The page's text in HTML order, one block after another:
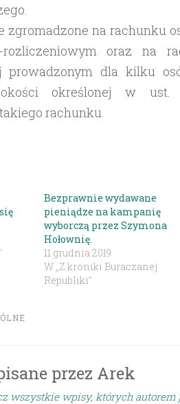
zgromadzone na rachunku
rozliczeniowym oraz na
prowadzonym dla kilku
określonej w
rachunku.
Bezprawnie wydawane
pieniądze na kampanię
wyborczą przez Szymona
Hołownię.
11 grudnia 2019
W „Z kroniki Buraczanej
Republiki"
przez Arek
wszystkie wpisy, których autorem